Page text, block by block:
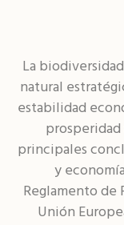
La
natural
estabilidad
prosperidad
principales
y
Reglamento de
Unión